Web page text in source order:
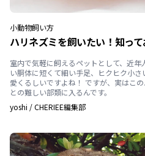
小動物飼い方
ハリネズミを飼いたい！知っ
室内で気軽に飼えるペットとして、近
い胴体に短くて細い手足、ヒクヒク小
愛くるしいですよね！ ですが、実はこ
との難しい部類に入るんです。
yoshi /CHERIEE編集部